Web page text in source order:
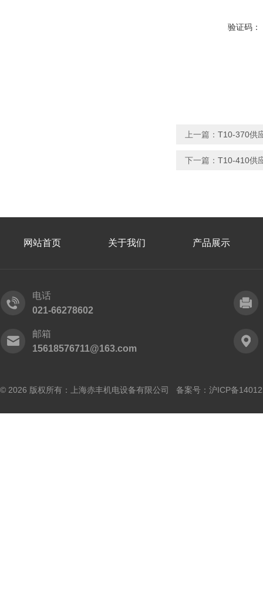
验证码：
上一篇： T10-370供
下一篇： T10-410供
网站首页 关于我们 产品展示
电话
021-66278602
邮箱
15618576711@163.com
© 2026 版权所有：上海赤丰机电设备有限公司 备案号： 沪ICP备